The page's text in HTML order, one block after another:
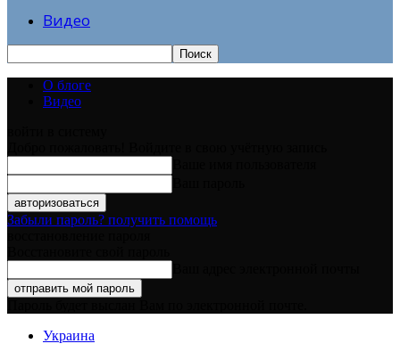
Видео
О блоге
Видео
Забыли пароль? получить помощь
Украина